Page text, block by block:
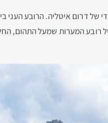
דרום איטליה. הרובע העני
רובע המערות שמעל התהום,